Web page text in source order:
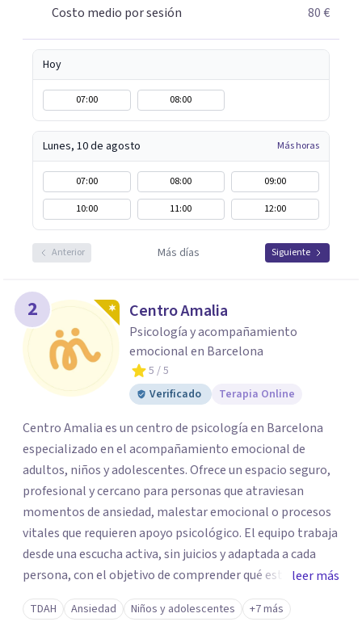
mental como a nivel personal para una buenaCosto medio por sesión
80 €
Hoy
07:00 08:00
Lunes, 10 de agosto Más horas
07:00 08:00
09:00
10:00
11:00 12:00
Anterior Más días Siguiente
2 Centro Amalia
Psicología y acompañamiento
emocional en Barcelona
5 / 5
Verificado
Terapia Online
Centro Amalia es un centro de psicología en Barcelona
especializado en el acompañamiento emocional de
adultos, niños y adolescentes. Ofrece un espacio seguro,
profesional y cercano para personas que atraviesan
momentos de ansiedad, malestar emocional o procesos
vitales que requieren apoyo psicológico. El equipo trabaja
desde una escucha activa, sin juicios y adaptada a cada
persona, con el objetivo de comprender qué está
ocurriendo y facilitar herramientas para avanzar con
mayor equilibrio y bienestar. La intervención se realiza en
leer más
TDAH Ansiedad Niños y adolescentes +7 más